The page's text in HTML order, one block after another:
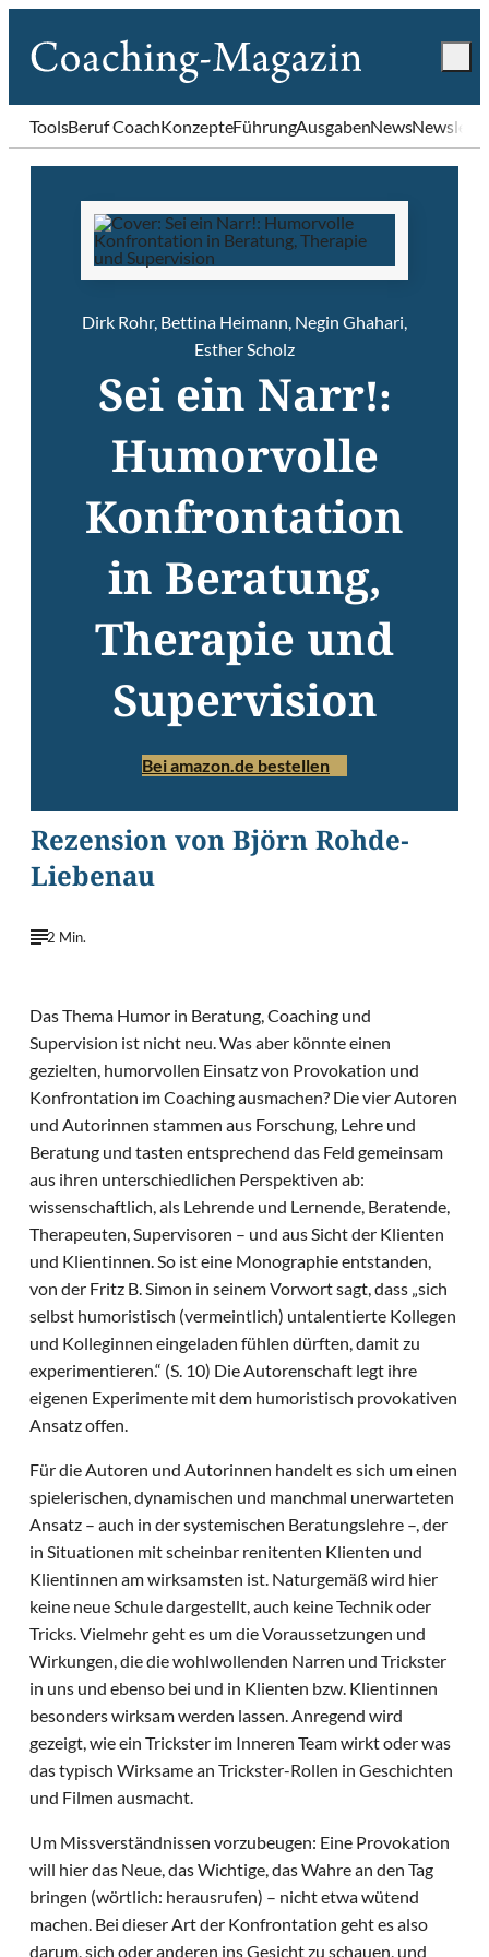
ToolsBeruf CoachKonzepteFührungAusgabenNews
Dirk Rohr, Bettina Heimann Negin Ghahari
Esther Scholz
Sei ein Narr!:
Humorvolle
Konfrontation
in Beratung,
Therapie und
Supervision
Bei amazon.de bestellen
Rezension von Björn Rohde-
Liebenau
2 Min.
Das Thema Humor in Beratung, Coaching und
Supervision ist nicht neu. Was aber könnte einen
gezielten, humorvollen Einsatz von Provokation und
Konfrontation im Coaching ausmachen? Die vier Autoren
und Autorinnen stammen aus Forschung, Lehre und
Beratung und tasten entsprechend das Feld gemeinsam
aus ihren unterschiedlichen Perspektiven ab:
wissenschaftlich, als Lehrende und Lernende, Beratende,
Therapeuten, Supervisoren – und aus Sicht der Klienten
und Klientinnen. So ist eine Monographie entstanden,
von der Fritz B. Simon in seinem Vorwort sagt, dass „sich
selbst humoristisch (vermeintlich) untalentierte Kollegen
und Kolleginnen eingeladen fühlen dürften, damit zu
experimentieren.“ (S. 10) Die Autorenschaft legt ihre
eigenen Experimente mit dem humoristisch provokativen
Ansatz offen.
Für die Autoren und Autorinnen handelt es sich um einen
spielerischen, dynamischen und manchmal unerwarteten
Ansatz – auch in der systemischen Beratungslehre –, der
in Situationen mit scheinbar renitenten Klienten und
Klientinnen am wirksamsten ist. Naturgemäß wird hier
keine neue Schule dargestellt, auch keine Technik oder
Tricks. Vielmehr geht es um die Voraussetzungen und
Wirkungen, die die wohlwollenden Narren und Trickster
in uns und ebenso bei und in Klienten bzw. Klientinnen
besonders wirksam werden lassen. Anregend wird
gezeigt, wie ein Trickster im Inneren Team wirkt oder was
das typisch Wirksame an Trickster-Rollen in Geschichten
und Filmen ausmacht.
Um Missverständnissen vorzubeugen: Eine Provokation
will hier das Neue, das Wichtige, das Wahre an den Tag
bringen (wörtlich: herausrufen) – nicht etwa wütend
machen. Bei dieser Art der Konfrontation geht es also
darum, sich oder anderen ins Gesicht zu schauen, und